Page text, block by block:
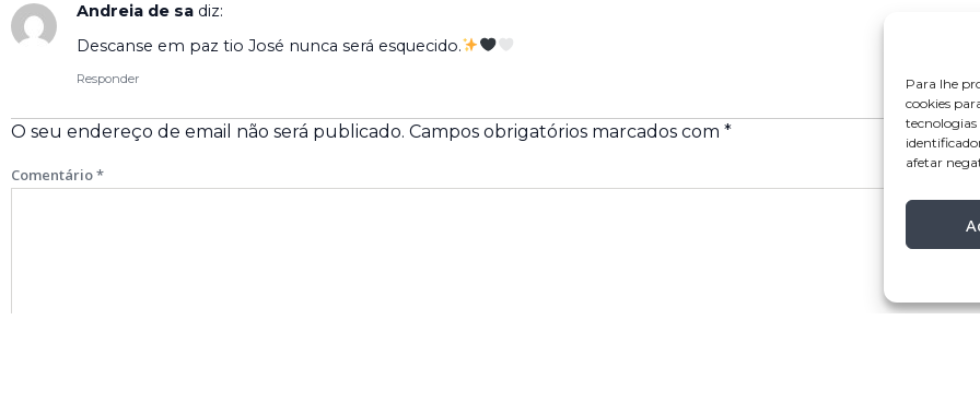
Para lhe
cookies
afetar
Andreia de sa diz:
Descanse em paz tio José nunca será esquecido.
Responder
O seu endereço de email não será publicado. Campos obrigatórios marcados com *
Comentário*